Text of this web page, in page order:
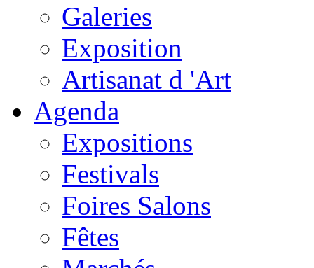
Galeries
Exposition
Artisanat d 'Art
Agenda
Expositions
Festivals
Foires Salons
Fêtes